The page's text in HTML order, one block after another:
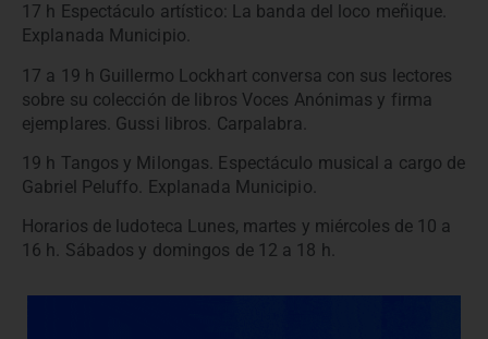
17 h Espectáculo artístico: La banda del loco meñique.
Explanada Municipio.
17 a 19 h Guillermo Lockhart conversa con sus lectores
sobre su colección de libros Voces Anónimas y firma
ejemplares. Gussi libros. Carpalabra.
19 h Tangos y Milongas. Espectáculo musical a cargo de
Gabriel Peluffo. Explanada Municipio.
Horarios de ludoteca Lunes, martes y miércoles de 10 a
16 h. Sábados y domingos de 12 a 18 h.